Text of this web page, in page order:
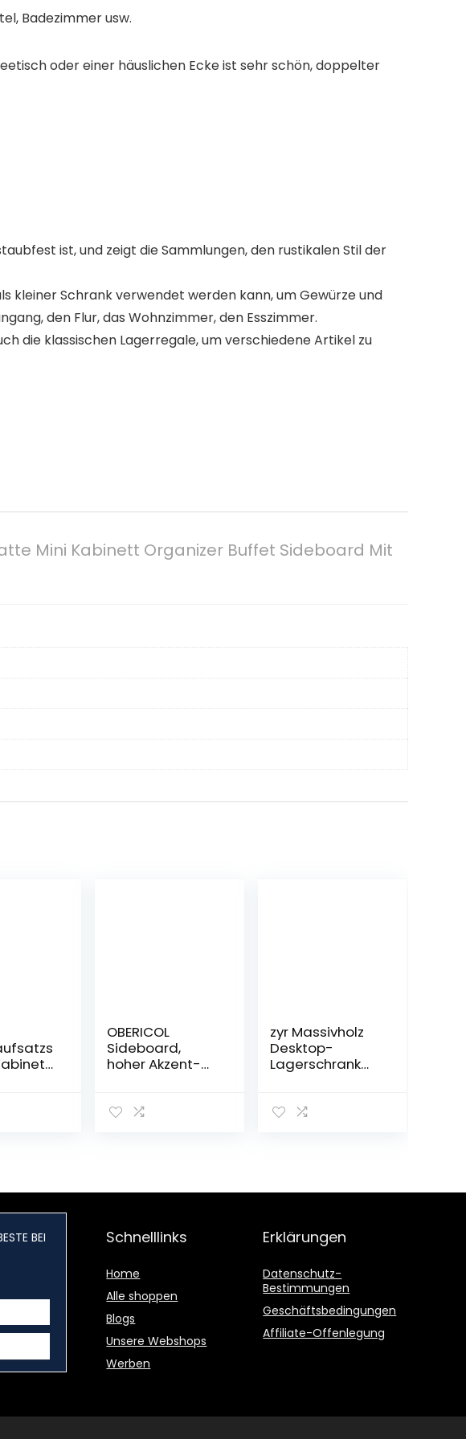
Badezimmer usw.
oder einer häuslichen Ecke ist sehr schön, doppelter
ist, und zeigt die Sammlungen, den rustikalen Stil der
kleiner Schrank verwendet werden kann, um Gewürze und
den Flur, das Wohnzimmer, den Esszimmer.
die klassischen Lagerregale, um verschiedene Artikel zu
Mini Kabinett Organizer Buffet Sideboard Mit
OBERICOL
Sideboard,
hoher Akzent-
h mit einer Tür
zyr Massivholz
Desktop-
Lagerschrank
Kosmetik
Möbel (Color :
BEI Schnelllinks
Home
Alle shoppen
Blogs
Unsere Webshops
Werben
Erklärungen
Datenschutz-
Bestimmungen
Geschäftsbedingungen
Affiliate-Offenlegung